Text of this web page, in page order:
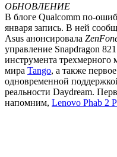
ОБНОВЛЕНИЕ
В блоге Qualcomm по-
января запись. В ней
Asus анонсировала
управление Snapdragon
инструмента
мира Tango, а также
одновременной
реальности Daydream.
напомним, Lenovo Phab 2